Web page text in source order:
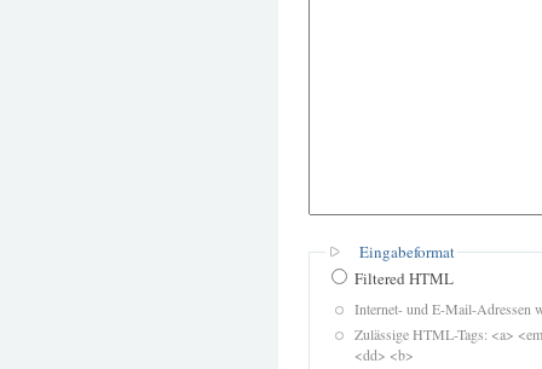
Eingabeformat
Filtered HTML
Internet- und E-Mail-Adressen
Zulässige HTML-Tags: <a>
<dd> <b>